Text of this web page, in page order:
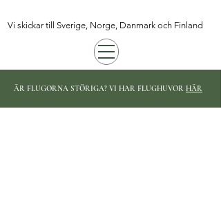
Vi skickar till Sverige, Norge, Danmark och Finland
ÄR FLUGORNA STÖRIGA? VI HAR FLUGHUVOR HÄR